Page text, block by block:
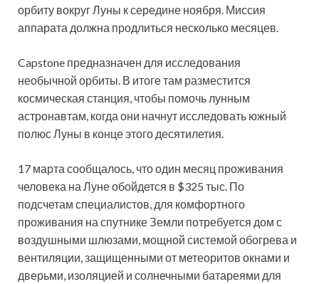
орбиту вокруг Луны к середине ноября. Миссия
аппарата должна продлиться несколько месяцев.
Capstone предназначен для исследования
необычной орбиты. В итоге там разместится
космическая станция, чтобы помочь лунным
астронавтам, когда они начнут исследовать южный
полюс Луны в конце этого десятилетия.
17 марта сообщалось, что один месяц проживания
человека на Луне обойдется в $325 тыс. По
подсчетам специалистов, для комфортного
проживания на спутнике Земли потребуется дом с
воздушными шлюзами, мощной системой обогрева и
вентиляции, защищенными от метеоритов окнами и
дверьми, изоляцией и солнечными батареями для